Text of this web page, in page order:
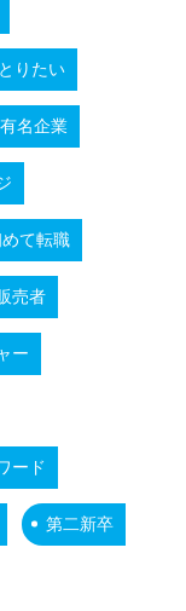
りたい
名企業
て転職
売者
ー
ード
第二新卒